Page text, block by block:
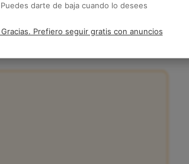
Puedes darte de baja cuando lo desees
Prefiero seguir gratis con anuncios